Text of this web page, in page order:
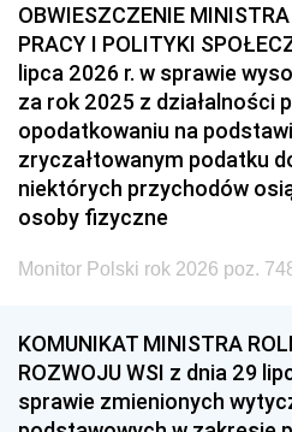
OBWIESZCZENIE
PRACY I POLITYKI
lipca 2026 r. w sprawie
za rok 2025 z działalności
opodatkowaniu na
zryczałtowanym podatku
niektórych przychodów
osoby fizyczne
Monitor Polski rok 2026 poz.
KOMUNIKAT MINISTRA
ROZWOJU WSI z dnia 29
sprawie zmienionych